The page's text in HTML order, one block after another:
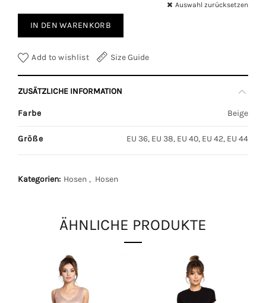
Auswahl zurücksetzen
IN DEN WARENKORB
Add to wishlist Size Guide
ZUSÄTZLICHE INFORMATION
Farbe Beige
Größe EU 36, EU 38, EU 40, EU 42, EU 44
Kategorien: Hosen , Hosen
ÄHNLICHE PRODUKTE